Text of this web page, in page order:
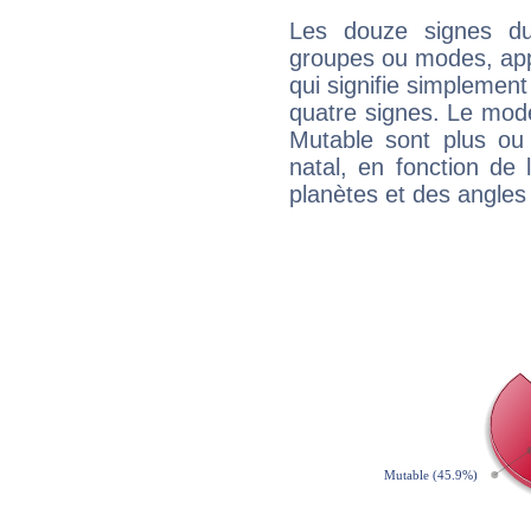
Les douze signes
groupes ou modes,
qui signifie
quatre signes. Le
Mutable sont plus
natal, en fonction de
planètes et des